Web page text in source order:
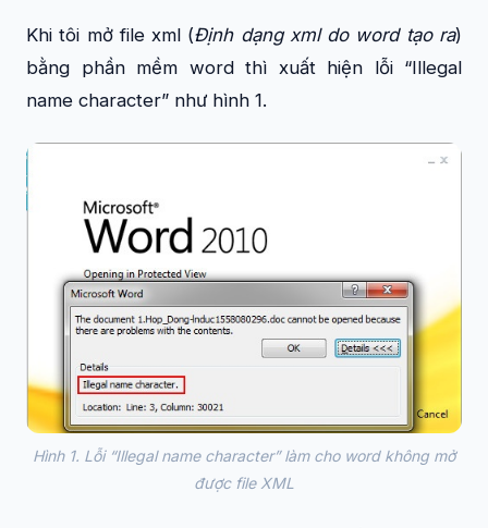
Khi tôi mở file xml (Định dạng xml do word tạo ra)
bằng phần mềm word thì xuất hiện lỗi “Illegal
name character” như hình 1.
Hình 1. Lỗi “Illegal name character” làm cho word không mở
được file XML